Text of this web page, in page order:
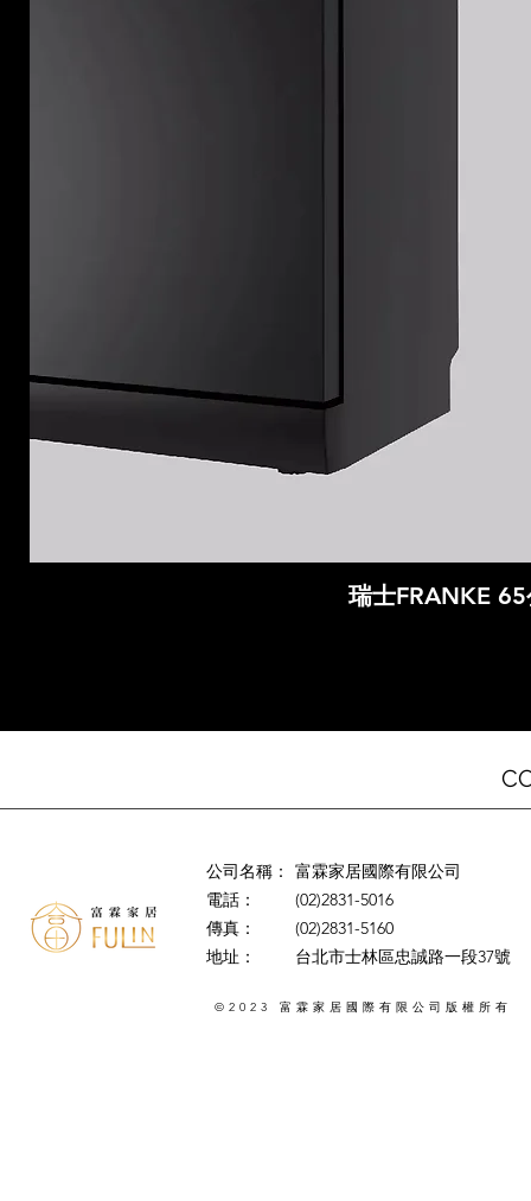
瑞士FRANKE
公司名稱：
電話：
傳真：
地址：
富霖家居國際有限公司
(02)2831-5016
(02)2831-5160
台北市士林區忠誠路一段37號
©2023 富霖家居國際有限公司 版權所有